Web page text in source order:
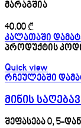
მარაგშია
40.00₾
კალათაში
პროდუქტის
Quick view
რჩეულებში
მინის
შეფასება0, 5-დან